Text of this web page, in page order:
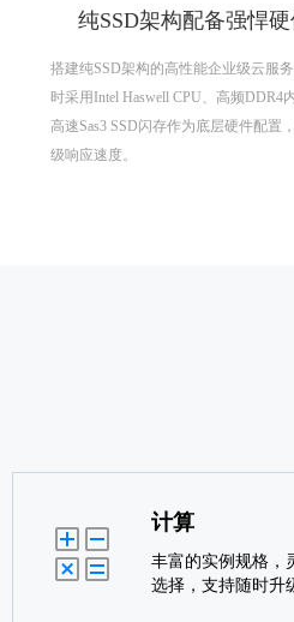
纯SSD架构配备强悍
搭建纯SSD架构的高性能企业级云服
时采用Intel Haswell CPU、高频DDR4内
高速Sas3 SSD闪存作为底层硬件配置
级响应速度。
计算
丰富的实例规格，
选择，支持随时升